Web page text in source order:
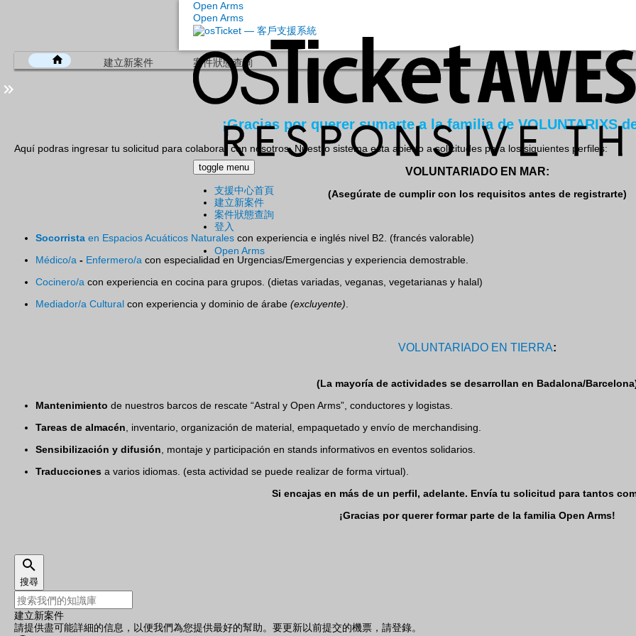
Open Arms
Open Arms
toggle menu
支援中心首頁
建立新案件
案件狀態查詢
登入
Open Arms
建立新案件 案件狀態查詢
¡Gracias por querer sumarte a la familia de VOLUNTARIXS
Aquí podras ingresar tu solicitud para colaborar con nosotros. Nuestro sistema esta abierto a solicitudes para los siguientes perfiles:
VOLUNTARIADO EN MAR:
(Asegúrate de cumplir con los requisitos antes de registrarte)
Socorrista en Espacios Acuáticos Naturales con experiencia e inglés nivel B2. (francés valorable)
Médico/a - Enfermero/a con especialidad en Urgencias/Emergencias y experiencia demostrable.
Cocinero/a con experiencia en cocina para grupos. (dietas variadas, veganas, vegetarianas y halal)
Mediador/a Cultural con experiencia y dominio de árabe (excluyente)
VOLUNTARIADO EN TIERRA:
(La mayoría de actividades se desarrollan en Badalona/
Mantenimiento de nuestros barcos de rescate “Astral y Open Arms”, conductores y logistas.
Tareas de almacén , inventario, organización de material, empaquetado y envío de merchandising.
Sensibilización y difusión , montaje y participación en stands informativos en eventos solidarios.
Traducciones a varios idiomas. (esta actividad se puede realizar de forma virtual).
Si encajas en más de un perfil, adelante. Envía tu solicitud para tantos
¡Gracias por querer formar parte de la familia Open Arms!
搜尋
建立新案件
請提供盡可能詳細的信息，以便我們為您提供最好的幫助。要更新以前提交的機票，請登錄。